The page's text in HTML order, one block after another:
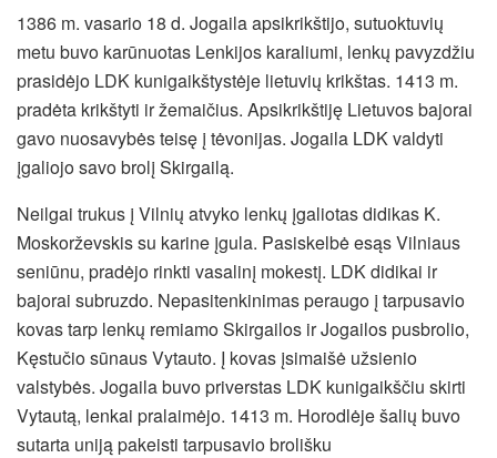
1386 m. vasario 18 d. Jogaila apsikrikštijo, sutuoktuvių
metu buvo karūnuotas Lenkijos karaliumi, lenkų pavyzdžiu
prasidėjo LDK kunigaikštystėje lietuvių krikštas. 1413 m.
pradėta krikštyti ir žemaičius. Apsikrikštiję Lietuvos bajorai
gavo nuosavybės teisę į tėvonijas. Jogaila LDK valdyti
įgaliojo savo brolį Skirgailą.
Neilgai trukus į Vilnių atvyko lenkų įgaliotas didikas K.
Moskorževskis su karine įgula. Pasiskelbė esąs Vilniaus
seniūnu, pradėjo rinkti vasalinį mokestį. LDK didikai ir
bajorai subruzdo. Nepasitenkinimas peraugo į tarpusavio
kovas tarp lenkų remiamo Skirgailos ir Jogailos pusbrolio,
Kęstučio sūnaus Vytauto. Į kovas įsimaišė užsienio
valstybės. Jogaila buvo priverstas LDK kunigaikščiu skirti
Vytautą, lenkai pralaimėjo. 1413 m. Horodlėje šalių buvo
sutarta uniją pakeisti tarpusavio brolišku